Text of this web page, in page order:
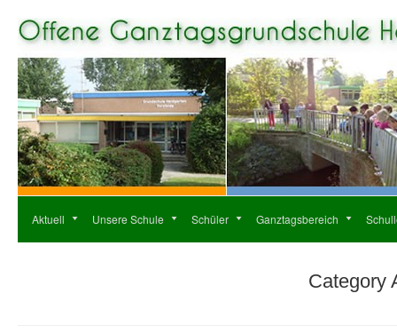
Aktuell Unsere Schule Schüler Ganztagsbereich
Category